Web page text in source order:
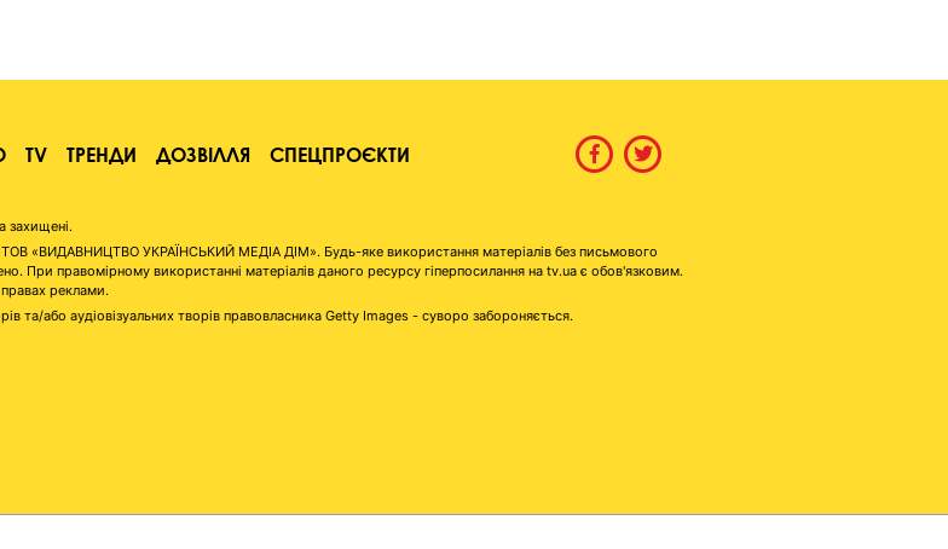
TV ТРЕНДИ ДОЗВІЛЛЯ СПЕЦПРОЄКТИ
ТОВ «ВИДАВНИЦТВО УКРАЇНСЬКИЙ МЕДІА ДІМ». Будь-яке використання матеріалів без письмового
правомірному використанні матеріалів даного ресурсу гіперпосилання на tv.ua є обов'язковим.
реклами.
та/або аудіовізуальних творів правовласника Getty Images - суворо забороняється.